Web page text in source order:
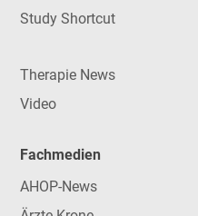
Study Shortcut
Therapie News
Video
Fachmedien
AHOP-News